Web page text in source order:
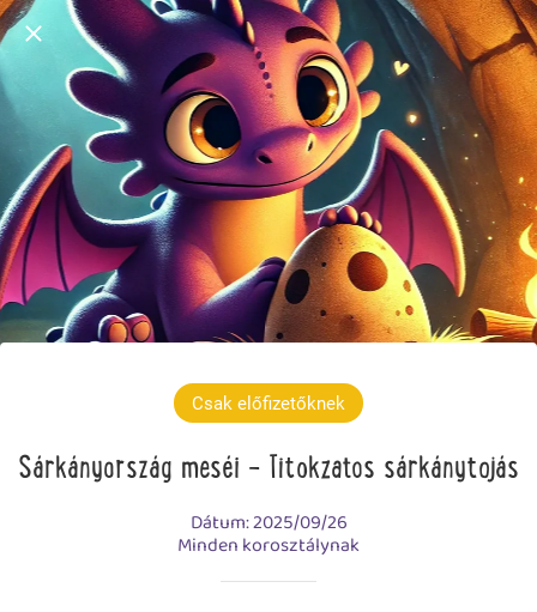
Csak előfizetőknek
Sárkányország meséi - Titokzatos sárkánytojás
Dátum: 2025/09/26
Minden korosztálynak